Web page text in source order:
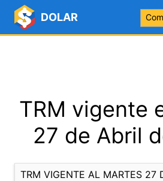
DOLAR
TRM vigente
27 de Abril
TRM VIGENTE AL MARTES 27